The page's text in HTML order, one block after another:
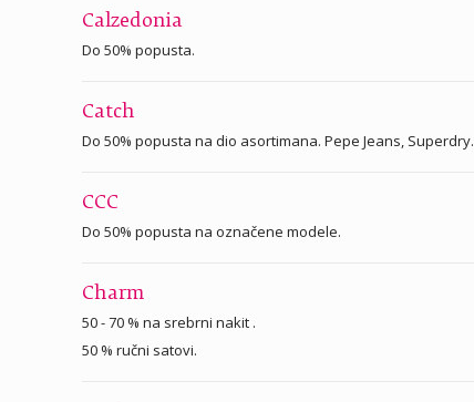
Calzedonia
Do 50% popusta.
Catch
Do 50% popusta na dio asortimana. Pepe Jeans, Superdry.
CCC
Do 50% popusta na označene modele.
Charm
50 - 70 % na srebrni nakit .
50 % ručni satovi.